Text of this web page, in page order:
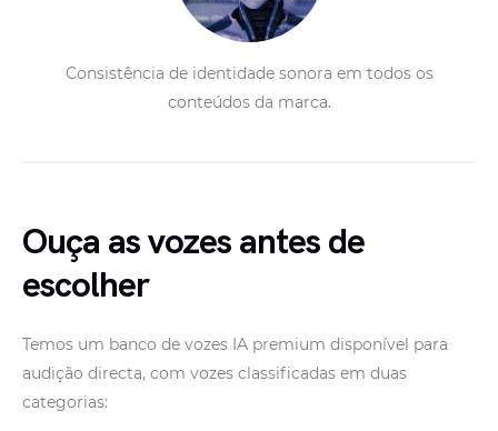
Consistência de identidade sonora em todos os
conteúdos da marca.
Ouça as vozes antes de
escolher
Temos um banco de vozes IA premium disponível para
audição directa, com vozes classificadas em duas
categorias: